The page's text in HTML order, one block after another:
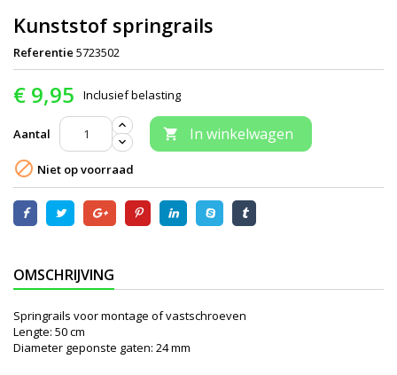
Kunststof springrails
Referentie 5723502
€ 9,95 Inclusief belasting
Aantal  In winkelwagen
 Niet op voorraad
OMSCHRIJVING
Springrails voor montage of vastschroeven
Lengte: 50 cm
Diameter geponste gaten: 24 mm